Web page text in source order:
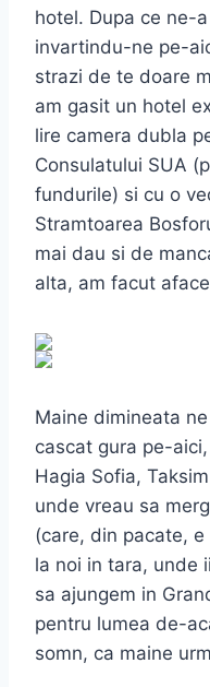
hotel. Dupa ce ne-
invartindu-ne pe-
strazi de te doare
am gasit un hotel
lire camera dubla
Consulatului SUA
fundurile) si cu o
Stramtoarea
mai dau si de
alta, am facut
Maine dimineata
cascat gura pe-
Hagia Sofia,
unde vreau sa
(care, din pacate,
la noi in tara, unde
sa ajungem in
pentru lumea de-
somn, ca maine